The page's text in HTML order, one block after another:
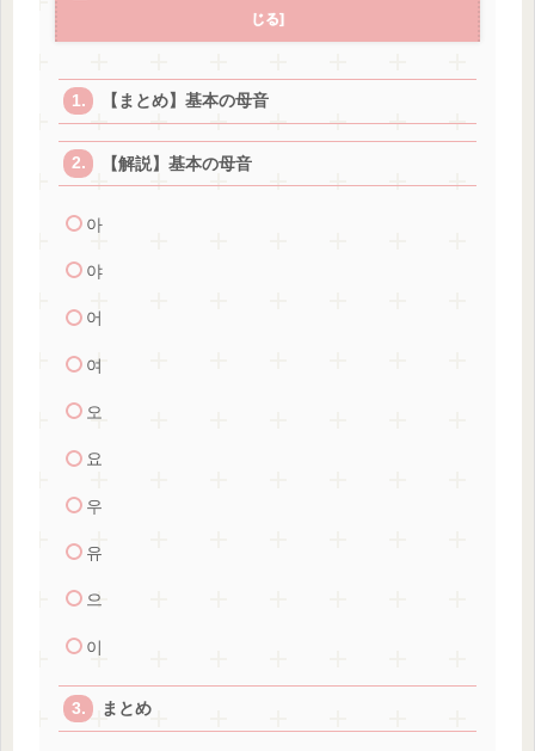
【まとめ】基本の母音
【解説】基本の母音
아
야
어
여
오
요
우
유
으
이
まとめ